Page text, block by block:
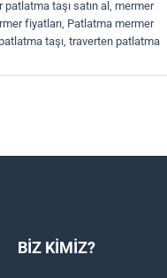
patlatma taşı satın al mermer
fiyatları Patlatma mermer
taşı traverten patlatma
BİZ KİMİZ?